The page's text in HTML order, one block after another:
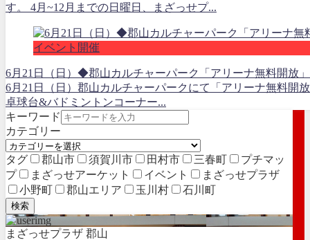
す。 4月~12月までの日曜日、まざっせプ...
イベント開催
6月21日（日）◆郡山カルチャーパーク「アリーナ無料開放」
6月21日（日）郡山カルチャーパークにて「アリーナ無料開
卓球台&バドミントンコーナー...
キーワード
カテゴリー
タグ 郡山市 須賀川市 田村市 三春町
プチマッ
プ
まざっせアーケット イベント
まざっせプラザ
小野町
郡山エリア 玉川村 石川町
検索
まざっせプラザ 郡山